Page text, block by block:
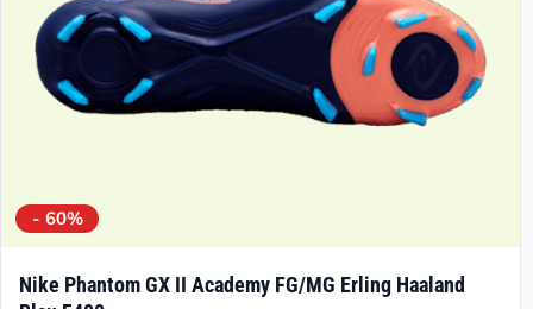
- 60%
Nike Phantom GX II Academy FG/MG Erling Haaland